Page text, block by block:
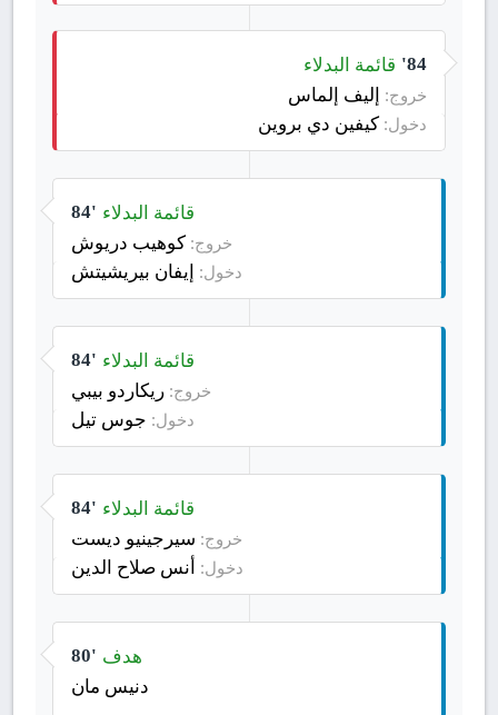
84' قائمة البدلاء
خروج: إليف إلماس
دخول: كيفين دي بروين
84' قائمة البدلاء
خروج: كوهيب دريوش
دخول: إيفان بيريشيتش
84' قائمة البدلاء
خروج: ريكاردو بيبي
دخول: جوس تيل
84' قائمة البدلاء
خروج: سيرجينيو ديست
دخول: أنس صلاح الدين
80' هدف
دنيس مان